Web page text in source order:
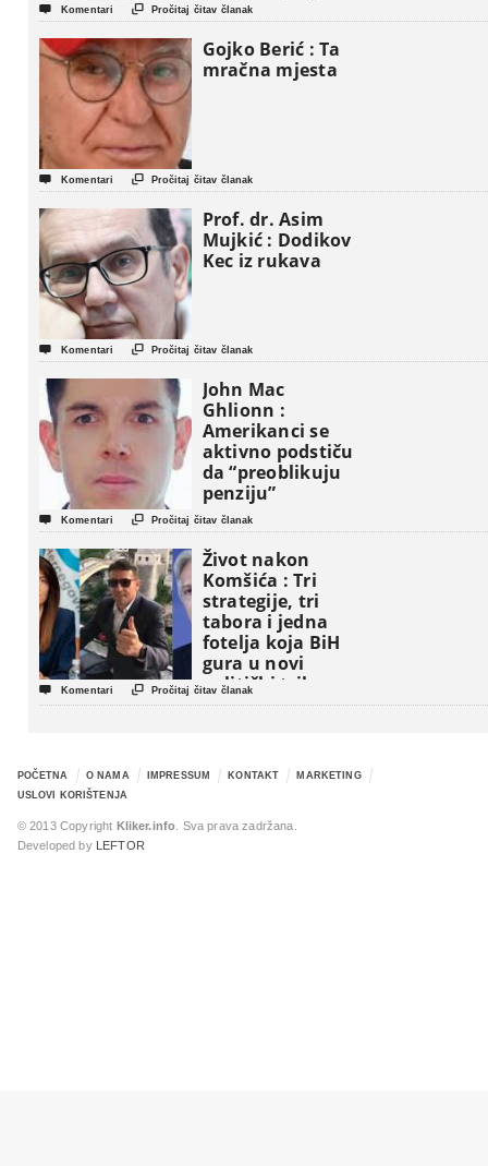
Gaze
 Komentari  Pročitaj čitav članak
Gojko Berić : Ta
mračna mjesta
 Komentari  Pročitaj čitav članak
Prof. dr. Asim
Mujkić : Dodikov
Kec iz rukava
 Komentari  Pročitaj čitav članak
John Mac
Ghlionn :
Amerikanci se
aktivno podstiču
da “preoblikuju
penziju”
 Komentari  Pročitaj čitav članak
Život nakon
Komšića : Tri
strategije, tri
tabora i jedna
fotelja koja BiH
gura u novi
politički triler
 Komentari  Pročitaj čitav članak
POČETNA O NAMA IMPRESSUM KONTAKT
MARKETING
USLOVI KORIŠTENJA
© 2013 Copyright Kliker.info . Sva prava zadržana.
Developed by
LEFTOR